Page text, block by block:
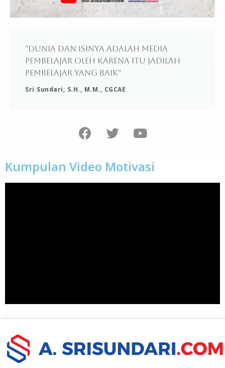
"Dunia dan isinya adalah media
pembelajar oleh karena itu jadilah
pembelajar yang baik"
Sri Sundari, S.H., M.M., CGCAE
Kumpulan Video Motivasi